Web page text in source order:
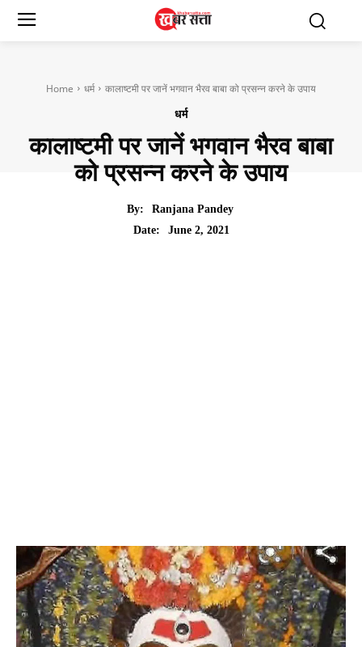
Home धर्म कालाष्टमी पर जानें भगवान भैरव बाबा को प्रसन्न करने के उपाय
धर्म
कालाष्टमी पर जानें भगवान भैरव बाबा
को प्रसन्न करने के उपाय
By:
Ranjana Pandey
Date:
June 2, 2021